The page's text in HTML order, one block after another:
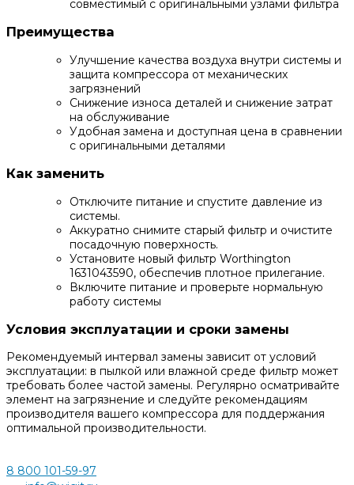
совместимый с оригинальными узлами фильтра
Преимущества
Улучшение качества воздуха внутри системы и
защита компрессора от механических
загрязнений
Снижение износа деталей и снижение затрат
на обслуживание
Удобная замена и доступная цена в сравнении
с оригинальными деталями
Как заменить
Отключите питание и спустите давление из
системы.
Аккуратно снимите старый фильтр и очистите
посадочную поверхность.
Установите новый фильтр Worthington
1631043590, обеспечив плотное прилегание.
Включите питание и проверьте нормальную
работу системы
Условия эксплуатации и сроки замены
Рекомендуемый интервал замены зависит от условий
эксплуатации: в пылкой или влажной среде фильтр может
требовать более частой замены. Регулярно осматривайте
элемент на загрязнение и следуйте рекомендациям
производителя вашего компрессора для поддержания
оптимальной производительности.
8 800 101-59-97